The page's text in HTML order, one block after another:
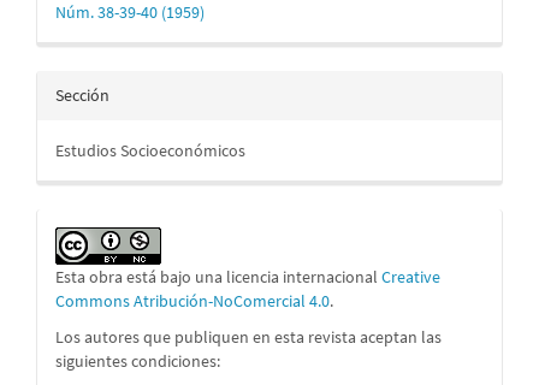
Núm. 38-39-40 (1959)
Sección
Estudios Socioeconómicos
Esta obra está bajo una licencia internacional Creative
Commons Atribución-NoComercial 4.0.
Los autores que publiquen en esta revista aceptan las
siguientes condiciones: